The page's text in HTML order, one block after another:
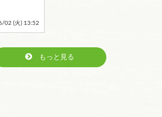
02 (火) 13:52
もっと見る